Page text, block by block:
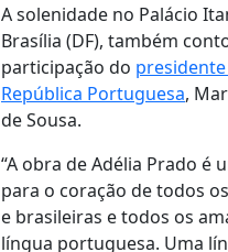
A solenidade no Palácio
Brasília (DF), também
participação do
República Portuguesa,
de Sousa.
“A obra de Adélia Prado é
para o coração de todos
e brasileiras e todos os
língua portuguesa. Uma